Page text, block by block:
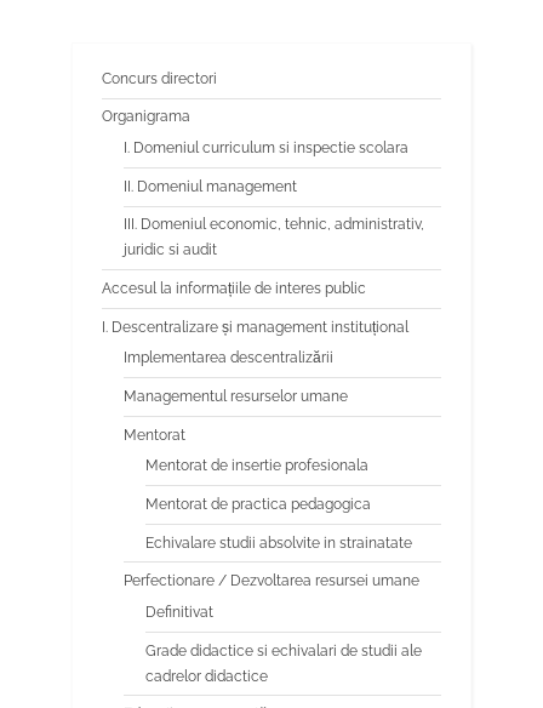
Concurs directori
Organigrama
I. Domeniul curriculum si inspectie scolara
II. Domeniul management
III. Domeniul economic, tehnic, administrativ,
juridic si audit
Accesul la informațiile de interes public
I. Descentralizare și management instituțional
Implementarea descentralizării
Managementul resurselor umane
Mentorat
Mentorat de insertie profesionala
Mentorat de practica pedagogica
Echivalare studii absolvite in strainatate
Perfectionare / Dezvoltarea resursei umane
Definitivat
Grade didactice si echivalari de studii ale
cadrelor didactice